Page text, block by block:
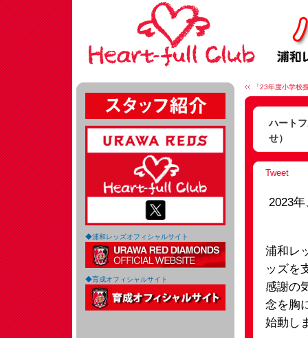
「23年度小学校
ハート
せ）
Tweet
2023
浦和レ
ッズを
感謝の
念を胸
始動し
◆浦和レッズオフィシャルサイト
◆育成オフィシャルサイト